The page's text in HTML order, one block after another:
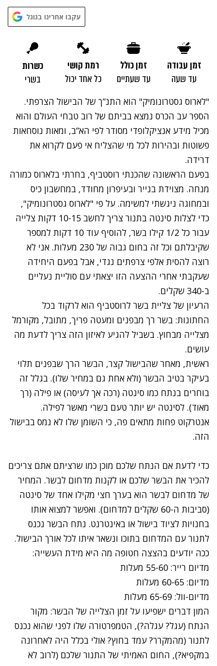
עקבו אחרינו בגוגל
זמן עבודה
עד שעה
זמן כולל
עד שעתיים
רמת קושי
כל אחד יכול
כשרות
בשרי
"לארוס גסטרונומיק" הוא התנ”ך של הבישול הצרפתי.
הספר עב הכרס נמצא בביתם של רוב טבחי העולם והוא
מכיל מידע אנציקלופדי מסודר לפי הא”ב, ומאות נוסחאות
פשוטות ובהירות לכל מי שהצליח אי פעם לקרוא את
דרידה.
בפעם הראשונה שהכנתי רוסטביף, בחרתי בלארוס כמורה
מנחה. מצוידת בנייר ובעיפרון מחודד, במחשבון כיס
ובמחוגה ניגשתי למשימה. על פי "לארוס גסטרונומיק",
כדי לצלות סינטה בתנור צריך לחשב 10-15 דקות צלייה
עבור כל 1/2 קילו בשר, להוסיף עוד 10 דקות למספר
שקיבלתם וכל זה בחום גבוה של 230 מעלות. אני לא
רוצה להסית אלפי צרפתים נגדי, אבל בפעם היחידה
שעקבתי אחרי ההצעה הזו יצאתי עם סוליית נעליים
ב-340 שקלים.
הרעיון של צליית בשר לרוסטביף הוא לרקוד בכל
החתונות: בשר רך מבפנים ומעטה פריך, מתובל, מקורמל
מצלייה מבחוץ. בשביל להגיע לאיזון הזה צריך לדעת מה
עושים.
ראשית, מאחר שהבישול קצר, הבשר הרך שבפנים תלוי
בעיקר בטיב הבשר (ולא אחת גם במחיר שלו). בגלל זה
בוחרים בנתח כמו סינטה (רכה אך לעיסה) או פילה (רך
מאוד). לסינטה יש יותר טעם בשרי מאשר לפילה.
אנטרקוט פחות מתאים פה, כי השומן שלו לא נמס בבישול
הזה.
כדי לדעת אם הנתח שלכם מוכן כמו שרציתם אתם צריכים
להכיר את הבשר שלכם או לקנות מדחום לבשר. המחיר
של מדחום לבשר הוא בערך חצי מקילו אחד של סינטה
(סביבות ה-60 שקלים למדחום). ואפשר למצוא אותו
בחנויות לציוד בישול או באינטרנט. נתח הבשר נכנס
לתנור עם המדחום בתוכו ונשאר איתו לכל אורך הבישול.
ככה יודעים בהצצה חטופה מה היא מידת העשייה:
מדיום רייר: 55-60 מעלות
מדיום: 60-65 מעלות
מדיום-וול: 65-69 מעלות
המון דברים ישפיעו על זמן הצלייה של הבשר: מקור
הנתח (עגל? עגלה?), הטמפרטורה שלו לפני שהוא נכנס
לתנור (מהמקרר? עמד בחוץ? אולי בכלל היה לאחרונה
במקפיא?), החום האמיתי של התנור שלכם (לרוב לא